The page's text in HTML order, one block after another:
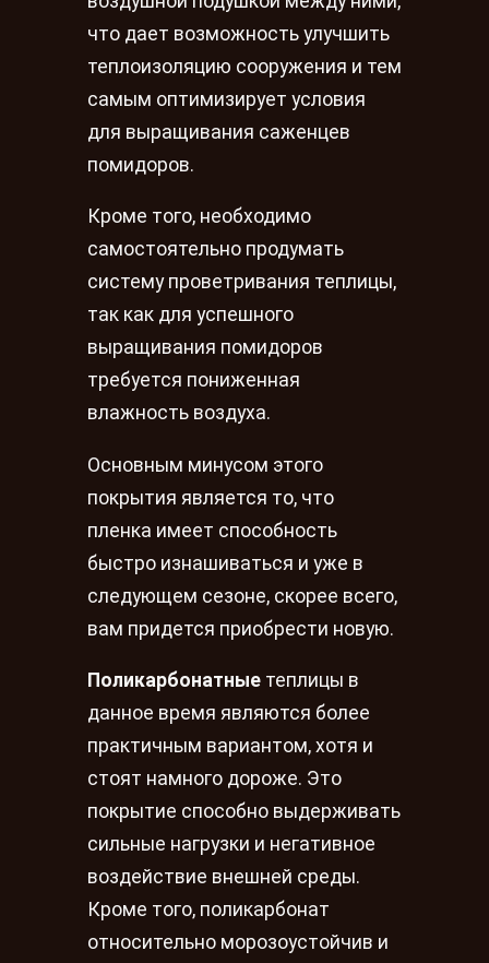
что дает возможность улучшить
теплоизоляцию сооружения и тем
самым оптимизирует условия
для выращивания саженцев
помидоров.
Кроме того, необходимо
самостоятельно продумать
систему проветривания теплицы,
так как для успешного
выращивания помидоров
требуется пониженная
влажность воздуха.
Основным минусом этого
покрытия является то, что
пленка имеет способность
быстро изнашиваться и уже в
следующем сезоне, скорее всего,
вам придется приобрести новую.
Поликарбонатные теплицы в
данное время являются более
практичным вариантом, хотя и
стоят намного дороже. Это
покрытие способно выдерживать
сильные нагрузки и негативное
воздействие внешней среды.
Кроме того, поликарбонат
относительно морозоустойчив и